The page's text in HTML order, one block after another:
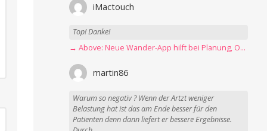
iMactouch
Top! Danke!
→ Above: Neue Wander-App hilft bei Planung, Orientierung und Erinnerungen
martin86
Warum so negativ ? Wenn der Artzt weniger
Belastung hat ist das am Ende besser für den
Patienten denn dann liefert er bessere Ergebnisse.